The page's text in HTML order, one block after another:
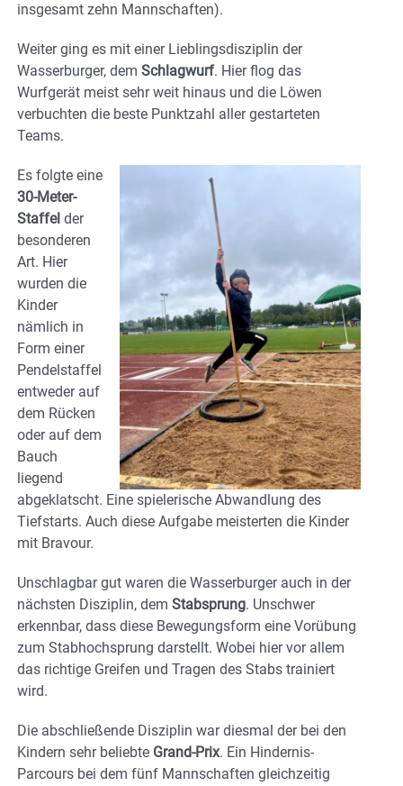
insgesamt zehn Mannschaften).
Weiter ging es mit einer Lieblingsdisziplin der
Wasserburger, dem Schlagwurf. Hier flog das
Wurfgerät meist sehr weit hinaus und die Löwen
verbuchten die beste Punktzahl aller gestarteten
Teams.
Es folgte eine
30-Meter-
Staffel der
besonderen
Art. Hier
wurden die
Kinder
nämlich in
Form einer
Pendelstaffel
entweder auf
dem Rücken
oder auf dem
Bauch
liegend
abgeklatscht. Eine spielerische Abwandlung des
Tiefstarts. Auch diese Aufgabe meisterten die Kinder
mit Bravour.
Unschlagbar gut waren die Wasserburger auch in der
nächsten Disziplin, dem Stabsprung. Unschwer
erkennbar, dass diese Bewegungsform eine Vorübung
zum Stabhochsprung darstellt. Wobei hier vor allem
das richtige Greifen und Tragen des Stabs trainiert
wird.
Die abschließende Disziplin war diesmal der bei den
Kindern sehr beliebte Grand-Prix. Ein Hindernis-
Parcours bei dem fünf Mannschaften gleichzeitig